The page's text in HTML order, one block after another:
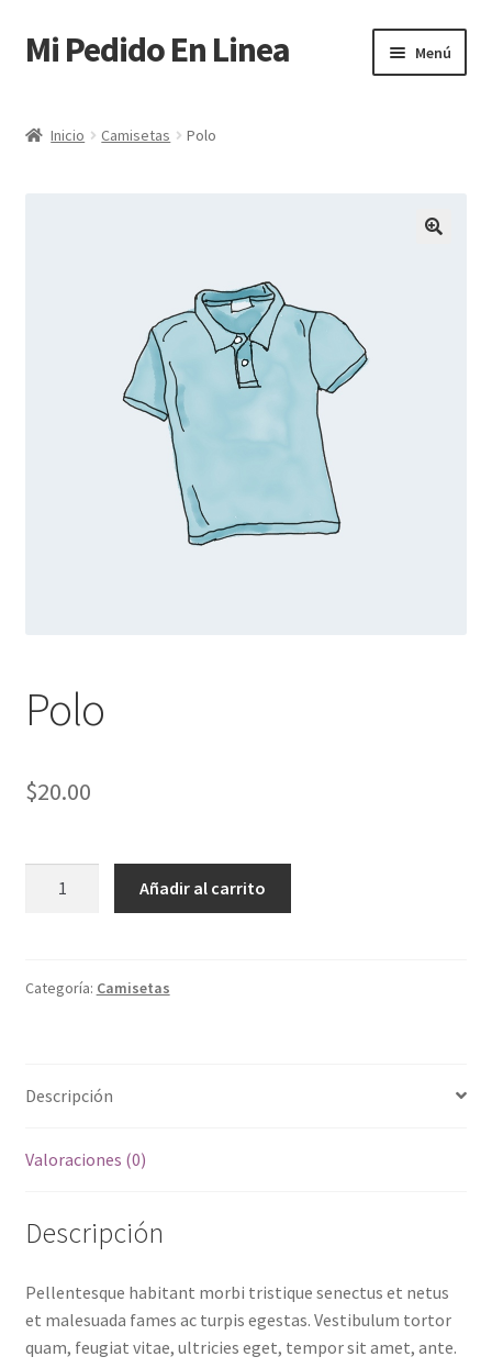
Ir
a
navegación
Ir
al
Mi Pedido En Linea Menú
Inicio Camisetas Polo
Polo
$20.00
Añadir al carrito
Categoría: Camisetas
Descripción
Valoraciones (0)
Descripción
Pellentesque habitant morbi tristique senectus et netus
et malesuada fames ac turpis egestas. Vestibulum tortor
quam, feugiat vitae, ultricies eget, tempor sit amet, ante.